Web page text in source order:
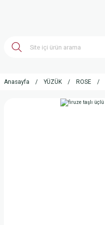
Anasayfa YÜZÜK ROSE